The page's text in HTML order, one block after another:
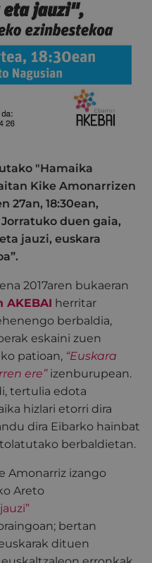
"Hamaika
Kike Amonarrizen
27an, 18:30ean,
duen gaia,
jauzi, euskara
2017aren bukaeran
AKEBAI herritar
berbaldia,
eskaini zuen
patioan, “Euskara
ere”izenburupean.
tertulia edota
hizlari etorri dira
dira Eibarko hainbat
berbaldietan.
Amonarriz izango
Areto
bertan
dituen